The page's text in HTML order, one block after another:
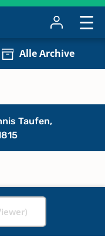
Alle Archive
Taufen,